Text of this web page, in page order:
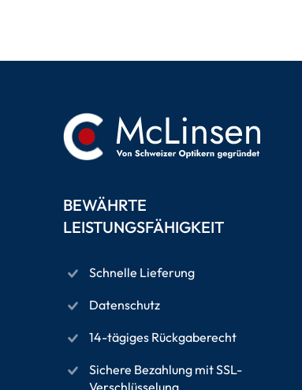
BEWÄHRTE
LEISTUNGSFÄHIGKEIT
Schnelle Lieferung
Datenschutz
14-tägiges Rückgaberecht
Sichere Bezahlung mit SSL-
Verschlüsselung